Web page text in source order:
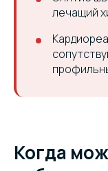
лечащий
Когда